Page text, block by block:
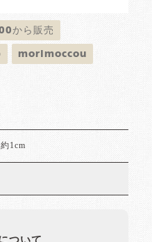
から販売
morimoccou
1cm